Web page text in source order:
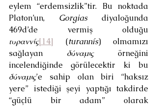
eylem “erdemsizlik”tir. Bu noktada
Platon’un, Gorgias diyaloğunda
τυραννίς[14] (turannís) olmamızı
sağlayan δύναμις örneğini
δύναμις’e sahip olan biri “haksız
yere” istediği şeyi yaptığı takdirde
“güçlü bir adam” olarak